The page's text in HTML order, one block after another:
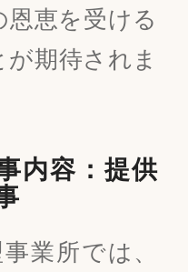
恵を受ける
期待されま
内容：提供
業所では、